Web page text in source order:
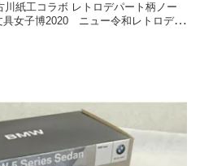
川紙工コラボ レトロデパート柄ノー
具女子博2020 ニュー令和レトロデパ
無料